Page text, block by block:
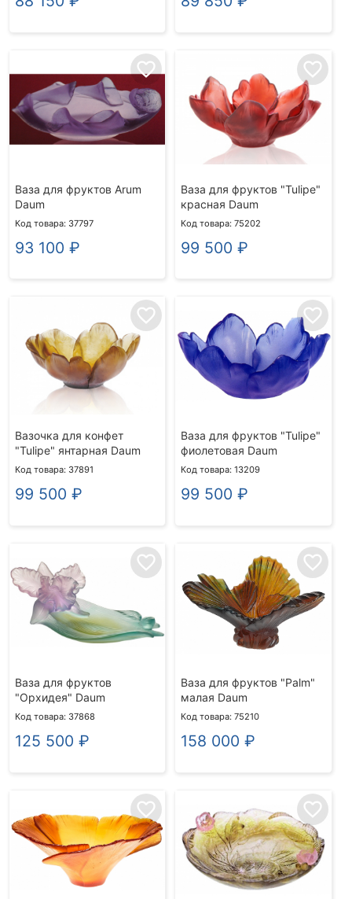
favorite_border
Ваза для фруктов Arum
Daum
Код товара: 37797
93 100 ₽
favorite_border
Ваза для фруктов "Tulipe"
красная Daum
Код товара: 75202
99 500 ₽
favorite_border
Вазочка для конфет
"Tulipe" янтарная Daum
Код товара: 37891
99 500 ₽
favorite_border
Ваза для фруктов "Tulipe"
фиолетовая Daum
Код товара: 13209
99 500 ₽
favorite_border
Ваза для фруктов
"Орхидея" Daum
Код товара: 37868
125 500 ₽
favorite_border
Ваза для фруктов "Palm"
малая Daum
Код товара: 75210
158 000 ₽
favorite_border favorite_border